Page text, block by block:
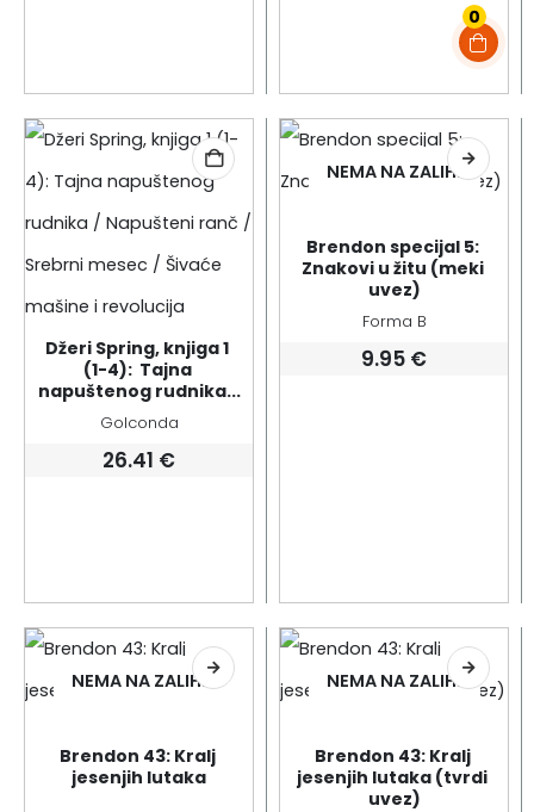
0
Džeri Spring, knjiga 1
(1-4):  Tajna
napuštenog rudnika...
Golconda
26.41 €
NEMA NA ZALIHI
Brendon specijal 5:
Znakovi u žitu (meki
uvez)
Forma B
9.95 €
NEMA NA ZALIHI
Brendon 43: Kralj
jesenjih lutaka
NEMA NA ZALIHI
Brendon 43: Kralj
jesenjih lutaka (tvrdi
uvez)